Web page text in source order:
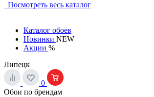
Посмотреть весь каталог
Каталог обоев
Новинки NEW
Акции %
Липецк
0
Обои по брендам